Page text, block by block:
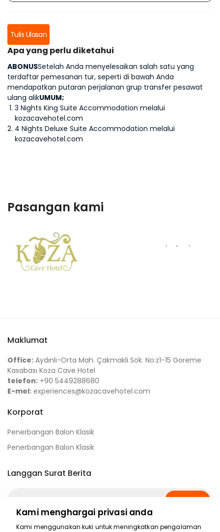
Tulis Ulasan
Apa yang perlu diketahui
ABONUSSetelah Anda menyelesaikan salah satu yang
terdaftar pemesanan tur, seperti di bawah Anda
mendapatkan putaran perjalanan grup transfer pesawat
ulang alikUMUM;
3 Nights King Suite Accommodation melalui
kozacavehotel.com
4 Nights Deluxe Suite Accommodation melalui
kozacavehotel.com
Pasangan kami
Maklumat
Office: Aydınlı-Orta Mah. Çakmakli Sok. No:z1-15 Goreme
Kasabası Koza Cave Hotel
telefon: +90 5449288680
E-mel: experiences@kozacavehotel.com
Korporat
Penerbangan Balon Klasik
Penerbangan Balon Klasik
Langgan Surat Berita
Langgan
Kami menghargai privasi anda
Kami menggunakan kuki untuk meningkatkan pengalaman